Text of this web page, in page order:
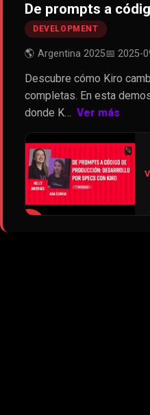
De prompts a
DEVELOPMENT
🌎 Argentina 2025📅 2025-
Descubre cómo Kiro
completas. En esta
donde K… Ver más